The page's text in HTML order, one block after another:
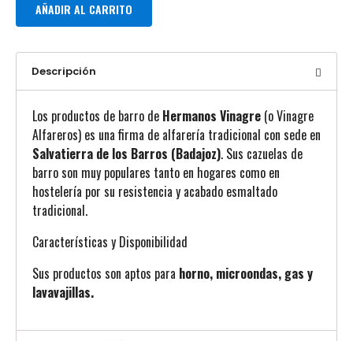
AÑADIR AL CARRITO
Descripción
Los productos de barro de Hermanos Vinagre (o Vinagre
Alfareros) es una firma de alfarería tradicional con sede en
Salvatierra de los Barros (Badajoz). Sus cazuelas de
barro son muy populares tanto en hogares como en
hostelería por su resistencia y acabado esmaltado
tradicional.
Características y Disponibilidad
Sus productos son aptos para horno, microondas, gas y
lavavajillas.